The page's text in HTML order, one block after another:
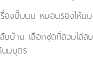
องปั๊มนม หมอนรองให้นม
บบ้าน เลือกชุดที่สวมใส่ส
นมบุตร